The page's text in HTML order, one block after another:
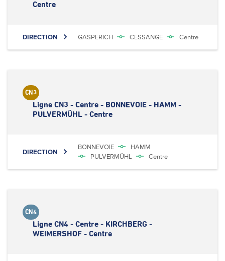
Centre
DIRECTION GASPERICH CESSANGE Centre
CN3
Ligne CN3 - Centre - BONNEVOIE - HAMM -
PULVERMÜHL - Centre
DIRECTION
BONNEVOIE
HAMM
PULVERMÜHL
Centre
CN4
Ligne CN4 - Centre - KIRCHBERG -
WEIMERSHOF - Centre